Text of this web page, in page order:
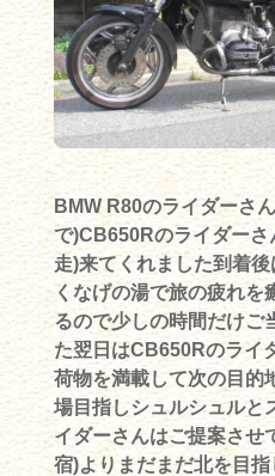
BMW R80のライダーさ
で)CB650Rのライダー
走)来てくれました到着
くなげの湯で旅の疲れを
るので少しの時間だけご
た翌日はCB650Rのライ
荷物を満載して次の目的
場目指しシュルシュルと
イダーさんはご提案させ
宿)よりまだまだ北を目指